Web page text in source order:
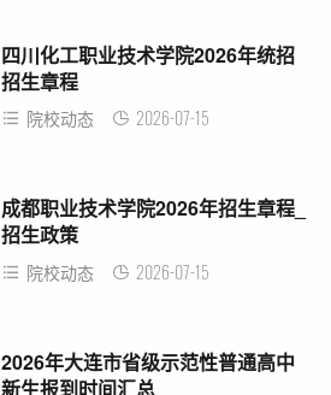
四川化工职业技术学院2026年统招
招生章程
院校动态 2026-07-15
成都职业技术学院2026年招生章程_
招生政策
院校动态 2026-07-15
2026年大连市省级示范性普通高中
新生报到时间汇总